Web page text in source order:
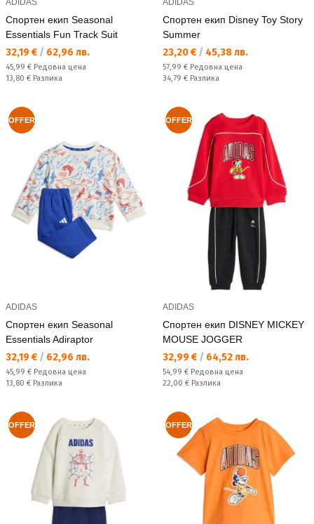
Спортен екип Seasonal
Essentials Fun Track Suit
Текуща цена:
32,19 € / 62,96 лв.
Редовна цена:
45,99 € Редовна цена
Спестявате:
13,80 € Разлика
Спортен екип Disney Toy Story
Summer
Текуща цена:
23,20 € / 45,38 лв.
Редовна цена:
57,99 € Редовна цена
Спестявате:
34,79 € Разлика
OFFER
ADIDAS
Спортен екип Seasonal
Essentials Adiraptor
Текуща цена:
32,19 € / 62,96 лв.
Редовна цена:
45,99 € Редовна цена
Спестявате:
13,80 € Разлика
OFFER
ADIDAS
Спортен екип DISNEY MICKEY
MOUSE JOGGER
Текуща цена:
32,99 € / 64,52 лв.
Редовна цена:
54,99 € Редовна цена
Спестявате:
22,00 € Разлика
OFFER OFFER